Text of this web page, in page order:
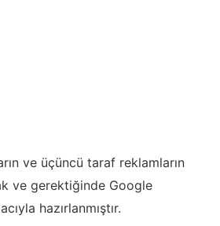
ve üçüncü taraf reklamların
ve gerektiğinde Google
hazırlanmıştır.